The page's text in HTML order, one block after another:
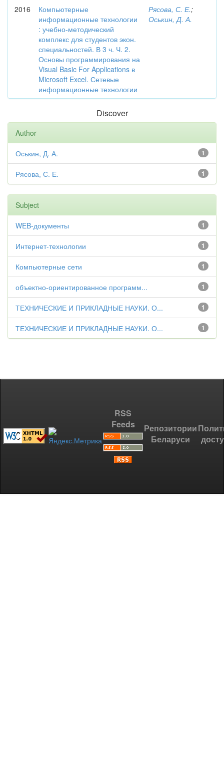
2016
Компьютерные
информационные технологии
: учебно-методический
комплекс для студентов экон.
специальностей. В 3 ч. Ч. 2.
Основы программирования на
Visual Basic For Applications в
Microsoft Excel. Сетевые
информационные технологии
Рясова, С. Е.;
Оськин, Д. А.
Discover
Author
1
Оськин, Д. А.
1
Рясова, С. Е.
Subject
1
WEB-документы
1
Интернет-технологии
1
Компьютерные сети
1
объектно-ориентированное программ...
1
ТЕХНИЧЕСКИЕ И ПРИКЛАДНЫЕ НАУКИ. О...
1
ТЕХНИЧЕСКИЕ И ПРИКЛАДНЫЕ НАУКИ. О...
RSS
Feeds
Репозитории
Беларуси